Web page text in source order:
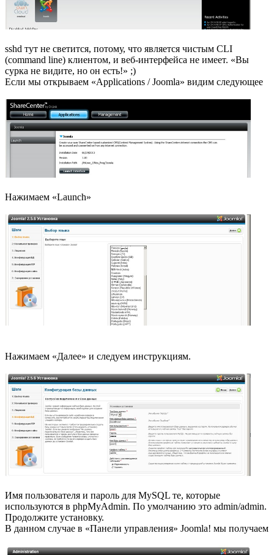
6. Проверяем установленные Адд-Оны.
sshd тут не светится, потому, что является чистым CLI
(command line) клиентом, и веб-интерфейса не имеет. «Вы
сурка не видите, но он есть!» ;)
Если мы открываем «Applications / Joomla» видим следующее
Нажимаем «Launch»
Нажимаем «Далее» и следуем инструкциям.